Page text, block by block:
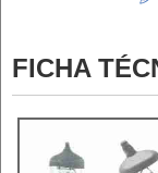
FICHA